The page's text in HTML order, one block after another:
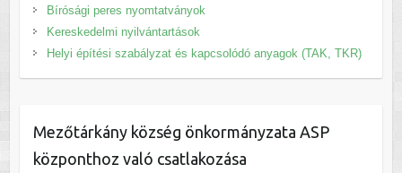
Bírósági peres nyomtatványok
Kereskedelmi nyilvántartások
Helyi építési szabályzat és kapcsolódó anyagok (TAK, TKR)
Mezőtárkány község önkormányzata ASP
központhoz való csatlakozása